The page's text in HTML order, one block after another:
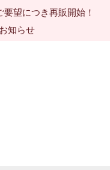
望につき再販開始！
知らせ